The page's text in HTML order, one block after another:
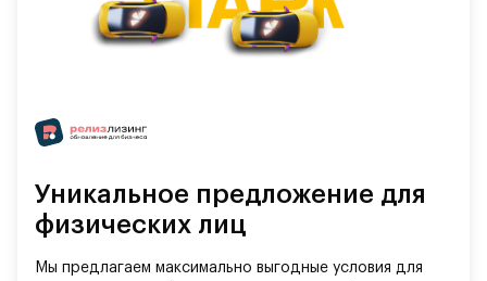
Уникальное предложение для
физических лиц
Мы предлагаем максимально выгодные условия для